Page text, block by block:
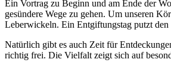
Ein Vortrag zu Beginn und am Ende der
gesündere Wege zu gehen. Um unseren
Leberwickeln. Ein Entgiftungstag putzt
Natürlich gibt es auch Zeit für
richtig frei. Die Vielfalt zeigt sich auf